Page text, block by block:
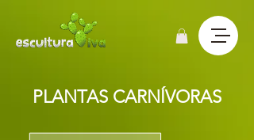
PLANTAS CARNÍVORAS